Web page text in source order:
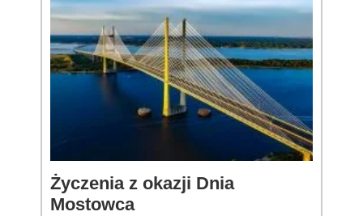
Życzenia z okazji Dnia
Mostowca